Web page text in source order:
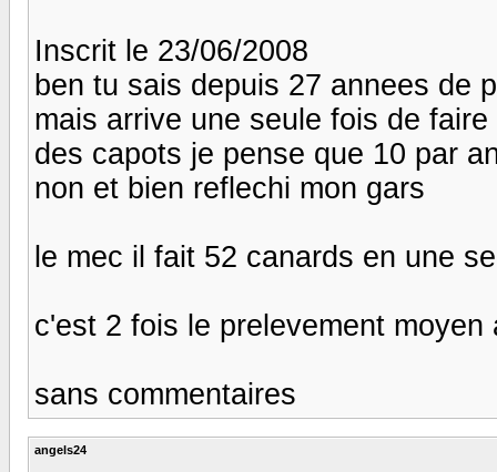
Inscrit le 23/06/2008
ben tu sais depuis 27 annees de
mais arrive une seule fois de
des capots je pense que 10 par
non et bien reflechi mon gars
le mec il fait 52 canards en une
c'est 2 fois le prelevement
sans commentaires
angels24